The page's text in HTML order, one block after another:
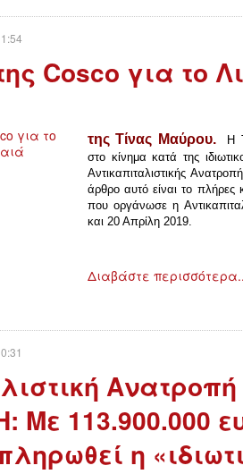
Cosco για το
της Τίνας Μαύρου.
Η
στο κίνημα κατά της
Αντικαπιταλιστικής
άρθρο αυτό είναι το πλήρες
που οργάνωσε η
και 20 Απρίλη 2019.
Διαβάστε
Ανατροπή
113.900.000
η